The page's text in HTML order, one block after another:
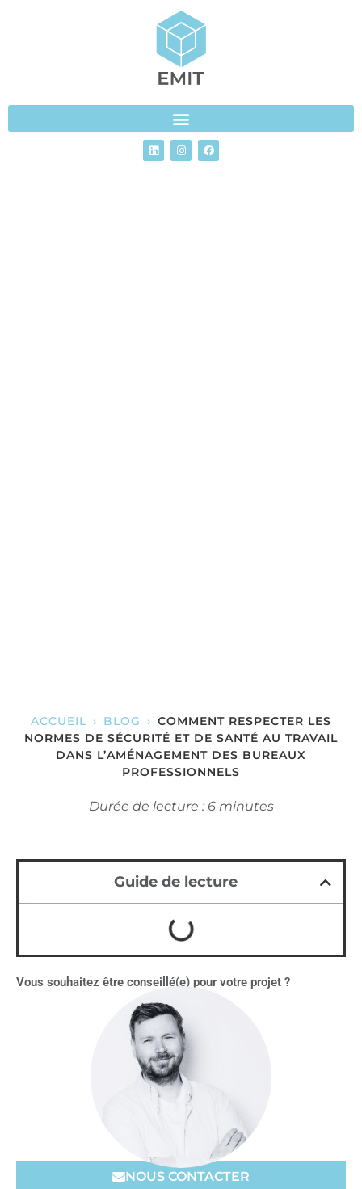
ACCUEIL › BLOG › COMMENT RESPECTER LES
NORMES DE SÉCURITÉ ET DE SANTÉ AU TRAVAIL
DANS L’AMÉNAGEMENT DES BUREAUX
PROFESSIONNELS
Durée de lecture : 6 minutes
Guide de lecture
Vous souhaitez être conseillé(e) pour votre projet ?
NOUS CONTACTER